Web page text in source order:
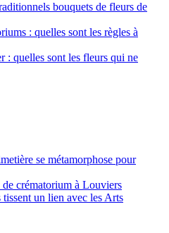
bouquets de fleurs de
: quelles sont les règles à
: quelles sont les fleurs qui ne
se métamorphose pour
crématorium à Louviers
un lien avec les Arts